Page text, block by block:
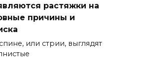
растяжки на
причины и
или стрии, выглядят